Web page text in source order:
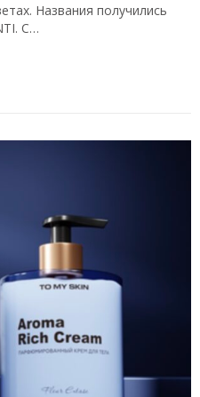
Названия получились
С…